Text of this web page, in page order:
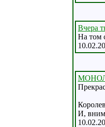
Вчера
На том
И,